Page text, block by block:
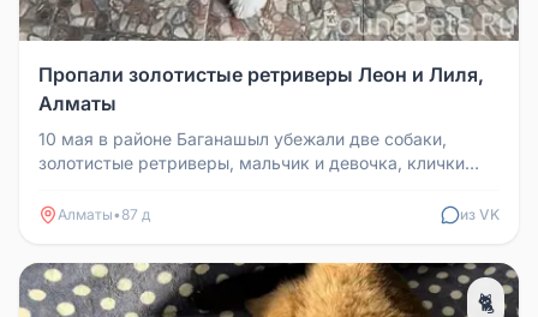
Пропали золотистые ретриверы Леон и Лиля,
Алматы
10 мая в районе Баганашыл убежали две собаки,
золотистые ретриверы, мальчик и девочка, клички
Алматы• 87 д из VK
🐈